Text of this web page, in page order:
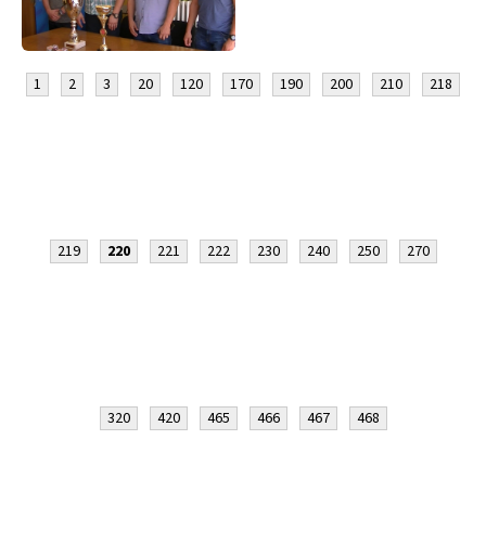
1 2 3 20 120 170 190 200 210 218
219 220 221 222 230 240 250 270
320 420 465 466 467 468